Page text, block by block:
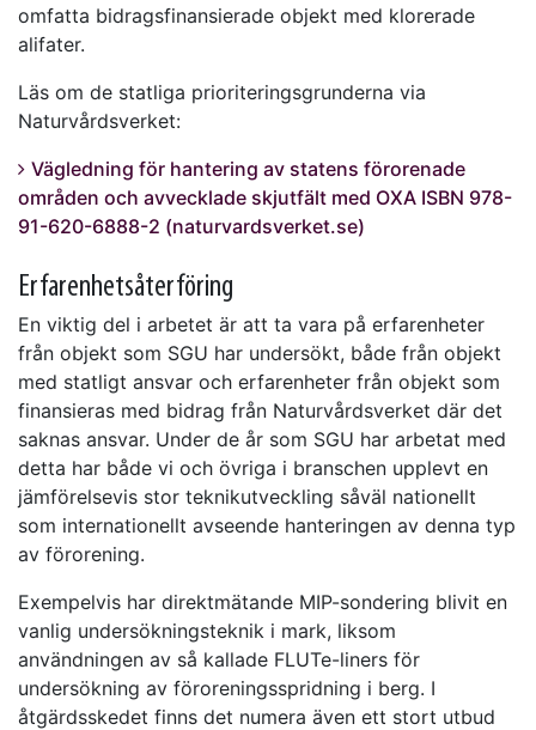
omfatta bidragsfinansierade objekt med klorerade
alifater.
Läs om de statliga prioriteringsgrunderna via
Naturvårdsverket:
Vägledning för hantering av statens förorenade
områden och avvecklade skjutfält med OXA ISBN 978-
91-620-6888-2 (naturvardsverket.se)
Erfarenhetsåterföring
En viktig del i arbetet är att ta vara på erfarenheter
från objekt som SGU har undersökt, både från objekt
med statligt ansvar och erfarenheter från objekt som
finansieras med bidrag från Naturvårdsverket där det
saknas ansvar. Under de år som SGU har arbetat med
detta har både vi och övriga i branschen upplevt en
jämförelsevis stor teknikutveckling såväl nationellt
som internationellt avseende hanteringen av denna typ
av förorening.
Exempelvis har direktmätande MIP-sondering blivit en
vanlig undersökningsteknik i mark, liksom
användningen av så kallade FLUTe-liners för
undersökning av föroreningsspridning i berg. I
åtgärdsskedet finns det numera även ett stort utbud